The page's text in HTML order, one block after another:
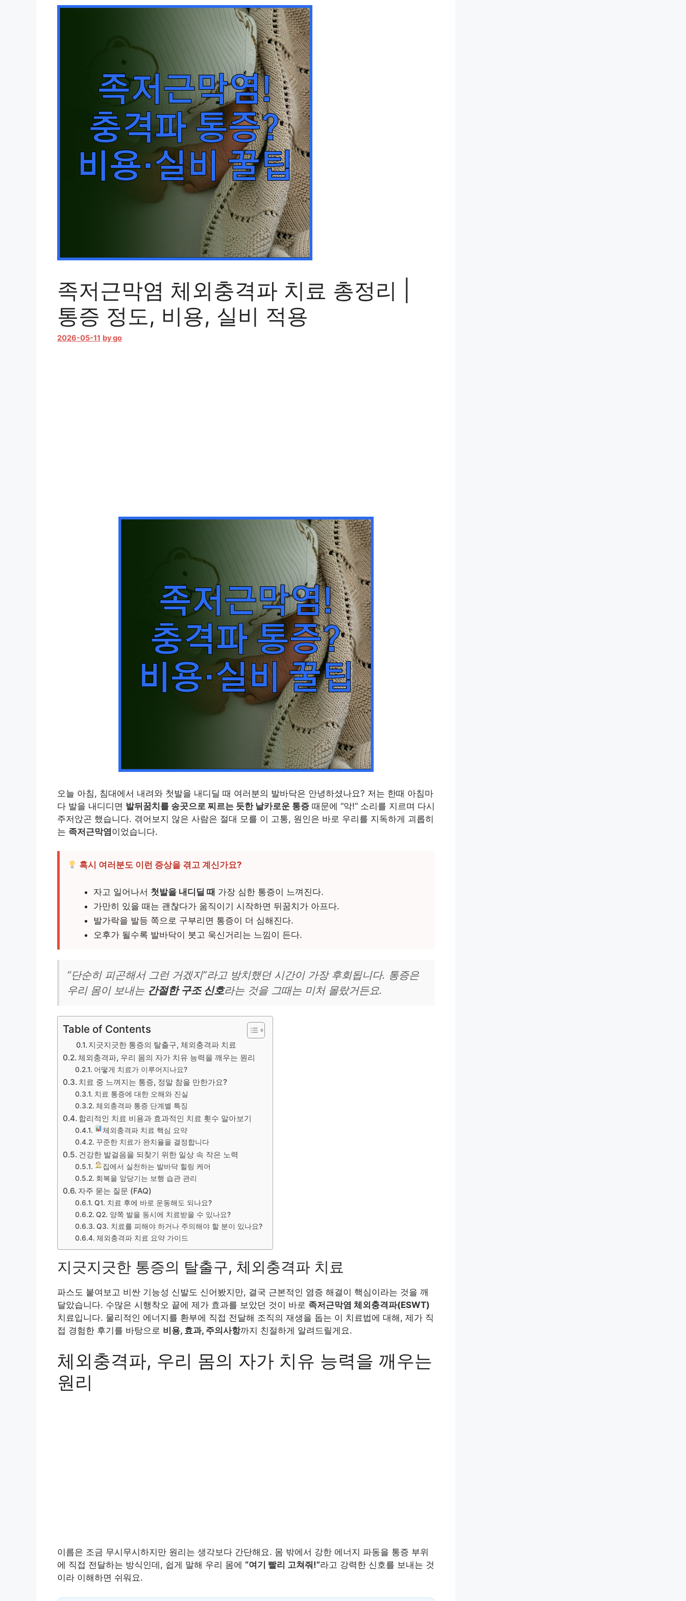
족저근막염 체외충격파 치료 총정리 |
통증 정도, 비용, 실비 적용
2026-05-11 bygo
오늘 아침, 침대에서 내려와 첫발을 내디딜 때 여러분의 발바닥은 안녕하셨나요? 저는 한때 아침마
다 발을 내디디면 발뒤꿈치를 송곳으로 찌르는 듯한 날카로운 통증 때문에 “악!” 소리를 지르며 다시
주저앉곤 했습니다. 겪어보지 않은 사람은 절대 모를 이 고통, 원인은 바로 우리를 지독하게 괴롭히
는 족저근막염이었습니다.
혹시 여러분도 이런 증상을 겪고 계신가요?
자고 일어나서 첫발을 내디딜 때 가장 심한 통증이 느껴진다.
가만히 있을 때는 괜찮다가 움직이기 시작하면 뒤꿈치가 아프다.
발가락을 발등 쪽으로 구부리면 통증이 더 심해진다.
오후가 될수록 발바닥이 붓고 욱신거리는 느낌이 든다.
“단순히 피곤해서 그런 거겠지”라고 방치했던 시간이 가장 후회됩니다. 통증은
우리 몸이 보내는 간절한 구조 신호라는 것을 그때는 미처 몰랐거든요.
Table of Contents
지긋지긋한 통증의 탈출구, 체외충격파 치료
체외충격파, 우리 몸의 자가 치유 능력을 깨우는 원리
어떻게 치료가 이루어지나요?
치료 중 느껴지는 통증, 정말 참을 만한가요?
치료 통증에 대한 오해와 진실
체외충격파 통증 단계별 특징
합리적인 치료 비용과 효과적인 치료 횟수 알아보기
체외충격파 치료 핵심 요약
꾸준한 치료가 완치율을 결정합니다
건강한 발걸음을 되찾기 위한 일상 속 작은 노력
집에서 실천하는 발바닥 힐링 케어
회복을 앞당기는 보행 습관 관리
자주 묻는 질문 (FAQ)
Q1. 치료 후에 바로 운동해도 되나요?
Q2. 양쪽 발을 동시에 치료받을 수 있나요?
Q3. 치료를 피해야 하거나 주의해야 할 분이 있나요?
체외충격파 치료 요약 가이드
지긋지긋한 통증의 탈출구, 체외충격파 치료
파스도 붙여보고 비싼 기능성 신발도 신어봤지만, 결국 근본적인 염증 해결이 핵심이라는 것을 깨
달았습니다. 수많은 시행착오 끝에 제가 효과를 보았던 것이 바로 족저근막염 체외충격파(ESWT)
치료입니다. 물리적인 에너지를 환부에 직접 전달해 조직의 재생을 돕는 이 치료법에 대해, 제가 직
접 경험한 후기를 바탕으로 비용, 효과, 주의사항까지 친절하게 알려드릴게요.
체외충격파, 우리 몸의 자가 치유 능력을 깨우는
원리
이름은 조금 무시무시하지만 원리는 생각보다 간단해요. 몸 밖에서 강한 에너지 파동을 통증 부위
에 직접 전달하는 방식인데, 쉽게 말해 우리 몸에 “여기 빨리 고쳐줘!”라고 강력한 신호를 보내는 것
이라 이해하면 쉬워요.